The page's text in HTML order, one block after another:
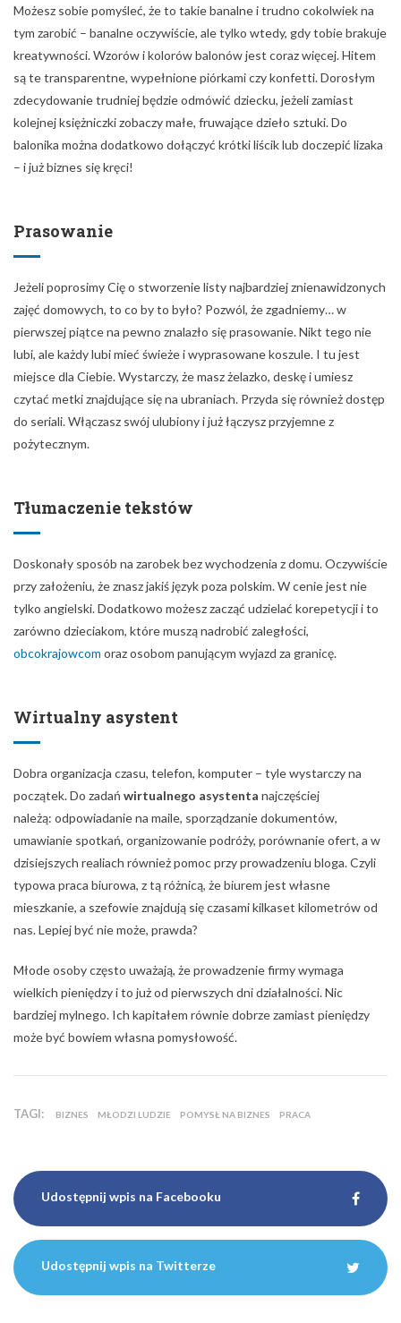
Możesz sobie pomyśleć, że to takie banalne i trudno cokolwiek na
tym zarobić – banalne oczywiście, ale tylko wtedy, gdy tobie brakuje
kreatywności. Wzorów i kolorów balonów jest coraz więcej. Hitem
są te transparentne, wypełnione piórkami czy konfetti. Dorosłym
zdecydowanie trudniej będzie odmówić dziecku, jeżeli zamiast
kolejnej księżniczki zobaczy małe, fruwające dzieło sztuki. Do
balonika można dodatkowo dołączyć krótki liścik lub doczepić lizaka
– i już biznes się kręci!
Prasowanie
Jeżeli poprosimy Cię o stworzenie listy najbardziej znienawidzonych
zajęć domowych, to co by to było? Pozwól, że zgadniemy… w
pierwszej piątce na pewno znalazło się prasowanie. Nikt tego nie
lubi, ale każdy lubi mieć świeże i wyprasowane koszule. I tu jest
miejsce dla Ciebie. Wystarczy, że masz żelazko, deskę i umiesz
czytać metki znajdujące się na ubraniach. Przyda się również dostęp
do seriali. Włączasz swój ulubiony i już łączysz przyjemne z
pożytecznym.
Tłumaczenie tekstów
Doskonały sposób na zarobek bez wychodzenia z domu. Oczywiście
przy założeniu, że znasz jakiś język poza polskim. W cenie jest nie
tylko angielski. Dodatkowo możesz zacząć udzielać korepetycji i to
zarówno dzieciakom, które muszą nadrobić zaległości,
obcokrajowcom oraz osobom panującym wyjazd za granicę.
Wirtualny asystent
Dobra organizacja czasu, telefon, komputer – tyle wystarczy na
początek. Do zadań wirtualnego asystenta najczęściej
należą: odpowiadanie na maile, sporządzanie dokumentów,
umawianie spotkań, organizowanie podróży, porównanie ofert, a w
dzisiejszych realiach również pomoc przy prowadzeniu bloga. Czyli
typowa praca biurowa, z tą różnicą, że biurem jest własne
mieszkanie, a szefowie znajdują się czasami kilkaset kilometrów od
nas. Lepiej być nie może, prawda?
Młode osoby często uważają, że prowadzenie firmy wymaga
wielkich pieniędzy i to już od pierwszych dni działalności. Nic
bardziej mylnego. Ich kapitałem równie dobrze zamiast pieniędzy
może być bowiem własna pomysłowość.
TAGI: BIZNES MŁODZI LUDZIE POMYSŁ NA BIZNES PRACA
Udostępnij wpis na Facebooku
Udostępnij wpis na Twitterze